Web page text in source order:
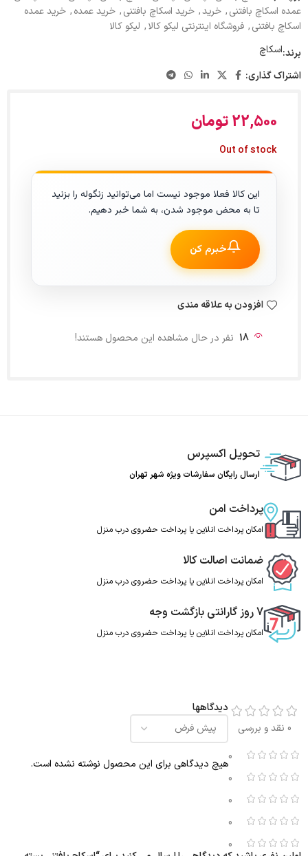
عمده اسکاچ بافتنی, خرید, خرید اسکاچ بافتنی, خرید عمده, خرید عمده
اسکاچ بافتنی, فروشگاه اینترنتی لیکو کالا, لیکو کالا
برند:اسکاچ
اشتراک گذاری:
22,500تومان
Out of stock
این کالا فعلا موجود نیست اما می‌توانید زنگوله را بزنید
تا به محض موجود شدن، به شما خبر دهیم.
خبرم کن
افزودن به علاقه مندی
18 نفر در حال مشاهده این محصول هستند!
تحویل اکسپرس
ارسال رایگان سفارشات ویژه شهر تهران
پرداخت امن
امکان پرداخت انلاین یا پرداخت حضروی درب منزل
ضمانت اصالت کالا
امکان پرداخت انلاین یا پرداخت حضروی درب منزل
7 روز گارانتی بازگشت وجه
امکان پرداخت انلاین یا پرداخت حضروی درب منزل
0 نقد و بررسی
0
0
0
0
0
دیدگاهها
هیچ دیدگاهی برای این محصول نوشته نشده است.